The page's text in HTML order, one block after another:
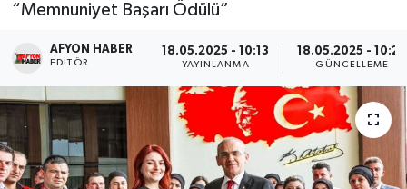
“Memnuniyet Başarı Ödülü”
AFYON HABER
EDITÖR
18.05.2025 - 10:13
YAYINLANMA
18.05.2025 - 10:20
GÜNCELLEME
Ekonomi
Magazin
Etkinlikler